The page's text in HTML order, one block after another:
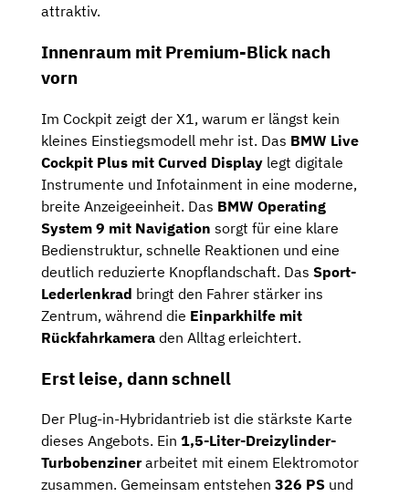
attraktiv.
Innenraum mit Premium-Blick nach
vorn
Im Cockpit zeigt der X1, warum er längst kein
kleines Einstiegsmodell mehr ist. Das BMW Live
Cockpit Plus mit Curved Display legt digitale
Instrumente und Infotainment in eine moderne,
breite Anzeigeeinheit. Das BMW Operating
System 9 mit Navigation sorgt für eine klare
Bedienstruktur, schnelle Reaktionen und eine
deutlich reduzierte Knopflandschaft. Das Sport-
Lederlenkrad bringt den Fahrer stärker ins
Zentrum, während die Einparkhilfe mit
Rückfahrkamera den Alltag erleichtert.
Erst leise, dann schnell
Der Plug-in-Hybridantrieb ist die stärkste Karte
dieses Angebots. Ein 1,5-Liter-Dreizylinder-
Turbobenzinerarbeitet mit einem Elektromotor
zusammen. Gemeinsam entstehen 326 PS und